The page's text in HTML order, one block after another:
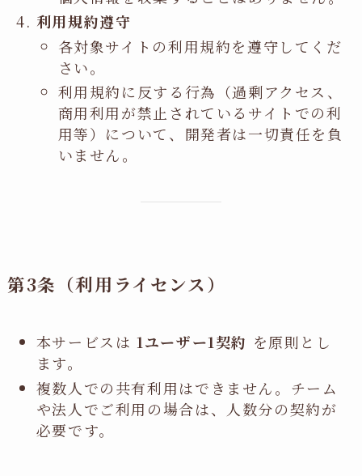
利用規約遵守
各対象サイトの利用規約を遵守してくだ
さい。
利用規約に反する行為（過剰アクセス、
商用利用が禁止されているサイトでの利
用等）について、開発者は一切責任を負
いません。
第3条（利用ライセンス）
本サービスは1ユーザー1契約 を原則とし
ます。
複数人での共有利用はできません。チーム
や法人でご利用の場合は、人数分の契約が
必要です。